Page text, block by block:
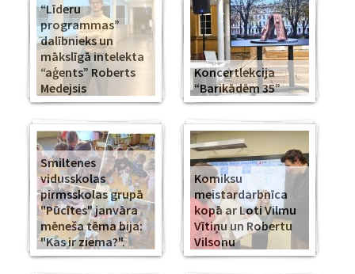
“Līderu
programmas”
dalībnieks un
mākslīgā intelekta
“aģents” Roberts
Medejsis
Koncertlekcija
“Barikādēm 35”
Smiltenes
vidusskolas
pirmsskolas grupā
"Pūcītes" janvāra
mēneša tēma bija:
"Kas ir ziema?".
Komiksu
meistardarbnīca
kopā ar Loti Vilmu
Vītiņu un Robertu
Vilsonu